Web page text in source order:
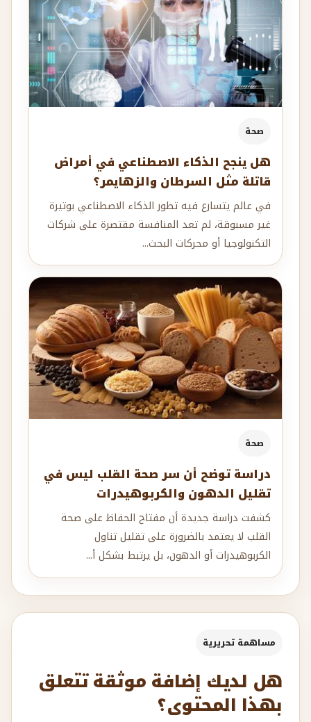
صحة
هل ينجح الذكاء الاصطناعي في أمراض
قاتلة مثل السرطان والزهايمر؟
في عالم يتسارع فيه تطور الذكاء الاصطناعي بوتيرة
غير مسبوقة، لم تعد المنافسة مقتصرة على شركات
التكنولوجيا أو محركات البحث...
صحة
دراسة توضح أن سر صحة القلب ليس في
تقليل الدهون والكربوهيدرات
كشفت دراسة جديدة أن مفتاح الحفاظ على صحة
القلب لا يعتمد بالضرورة على تقليل تناول
الكربوهيدرات أو الدهون، بل يرتبط بشكل أ...
مساهمة تحريرية
هل لديك إضافة موثقة تتعلق
بهذا المحتوى؟